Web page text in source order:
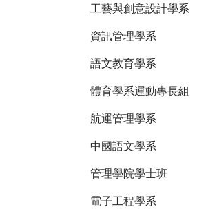
工藝與創意設計學系
資訊管理學系
語文教育學系
體育學系運動專長組
航運管理學系
中國語文學系
管理學院學士班
電子工程學系